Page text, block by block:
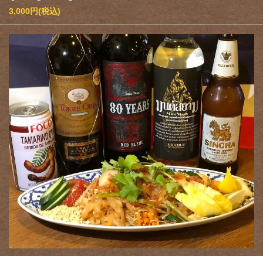
3,000円(税込)